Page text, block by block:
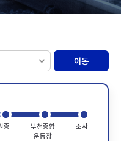
종
부천종합
운동장
소사